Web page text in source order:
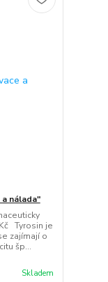
nálada"
Tyrosin je
zajímají o
šp...
Skladem